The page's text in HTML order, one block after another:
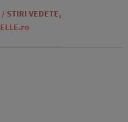
/ STIRI VEDETE,
ELLE.ro